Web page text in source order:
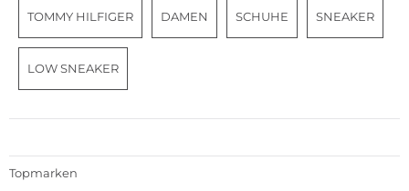
TOMMY HILFIGER DAMEN SCHUHE SNEAKER
LOW SNEAKER
Topmarken